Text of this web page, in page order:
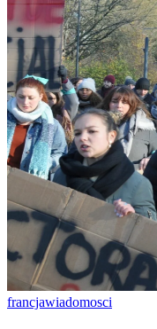
francjawiadomosci